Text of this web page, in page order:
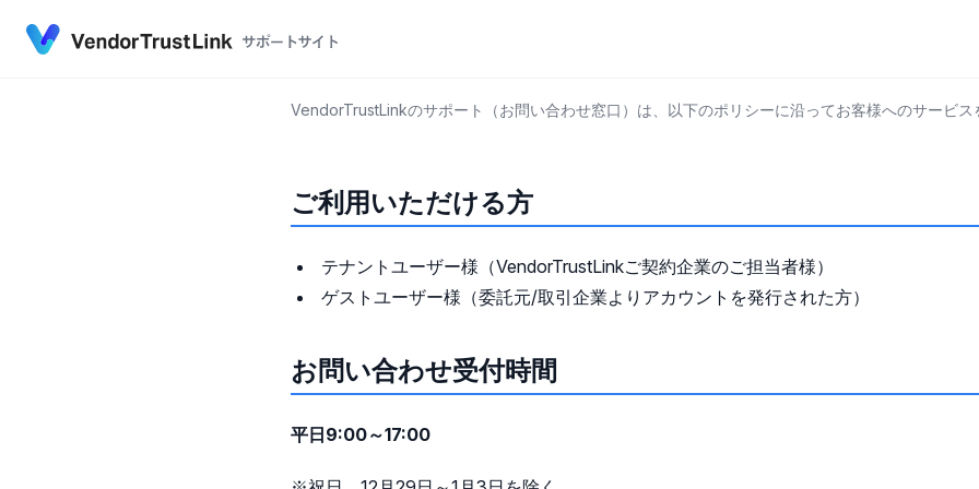
VendorTrustLinkのサポートポリシー
VendorTrustLinkのサポート（お問い合わせ窓口）は、以下のポリシーに沿ってお客様へのサービス
ご利用いただける方
テナントユーザー様（VendorTrustLinkご契約企業のご担当者様）
ゲストユーザー様（委託元/取引企業よりアカウントを発行された方）
お問い合わせ受付時間
平日9:00～17:00